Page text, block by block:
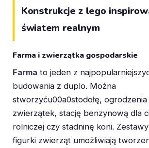
Konstrukcje z lego
światem realnym
Farma i zwierzątka gospodarskie
Farma to jeden z
budowania z duplo. Można
stworzyću00a0stodołę, ogrodzenia
zwierzątek, stację benzynową dla
rolniczej czy stadninę koni.
figurki zwierząt umożliwiają